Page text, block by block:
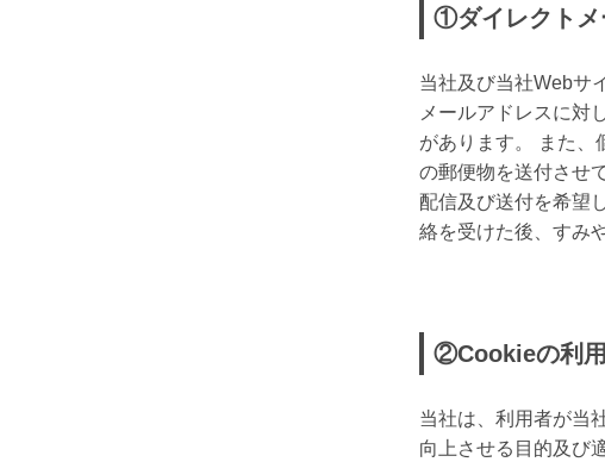
①ダイレクトメ
当社及び当社Webサ
メールアドレスに対
があります。 また、
の郵便物を送付させ
配信及び送付を希望
絡を受けた後、すみ
②Cookieの利用
当社は、利用者が当
向上させる目的及び